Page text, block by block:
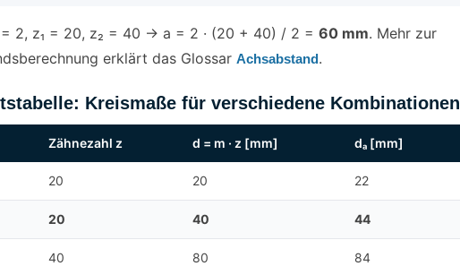
= 2, z₁ = 20, z₂ = 40 → a = 2 · (20 + 40) / 2 = 60 mm. Mehr zur
erklärt das Glossar Achsabstand.
Kreismaße für verschiedene Kombinationen
Zähnezahl z d = m · z [mm] dₐ [mm]
20 20 22
20 40 44
40 80 84